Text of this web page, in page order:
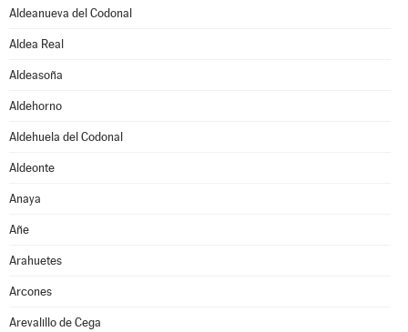
Aldeanueva del Codonal
Aldea Real
Aldeasoña
Aldehorno
Aldehuela del Codonal
Aldeonte
Anaya
Añe
Arahuetes
Arcones
Arevalillo de Cega